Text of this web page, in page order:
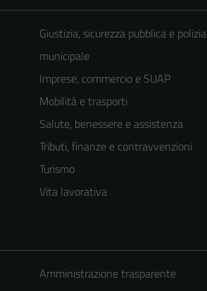
Giustizia, sicurezza pubblica e polizia
municipale
Imprese, commercio e SUAP
Mobilità e trasporti
Salute, benessere e assistenza
Tributi, finanze e contravvenzioni
Turismo
Vita lavorativa
Amministrazione trasparente